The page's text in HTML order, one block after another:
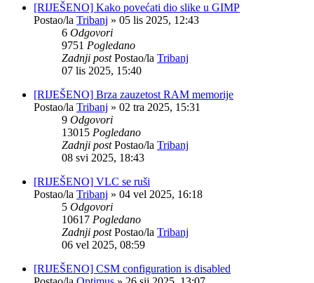
[RIJEŠENO] Kako povećati dio slike u GIMP
Postao/la Tribanj » 05 lis 2025, 12:43
6 Odgovori
9751 Pogledano
Zadnji postPostao/la Tribanj
07 lis 2025, 15:40
[RIJEŠENO] Brza zauzetost RAM memorije
Postao/la Tribanj » 02 tra 2025, 15:31
9 Odgovori
13015 Pogledano
Zadnji postPostao/la Tribanj
08 svi 2025, 18:43
[RIJEŠENO] VLC se ruši
Postao/la Tribanj » 04 vel 2025, 16:18
5 Odgovori
10617 Pogledano
Zadnji postPostao/la Tribanj
06 vel 2025, 08:59
[RIJEŠENO] CSM configuration is disabled